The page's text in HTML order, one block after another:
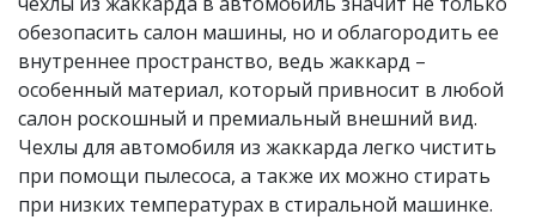
обезопасить салон машины, но и облагородить ее
внутреннее пространство, ведь жаккард –
особенный материал, который привносит в любой
салон роскошный и премиальный внешний вид.
Чехлы для автомобиля из жаккарда легко чистить
при помощи пылесоса, а также их можно стирать
при низких температурах в стиральной машинке.